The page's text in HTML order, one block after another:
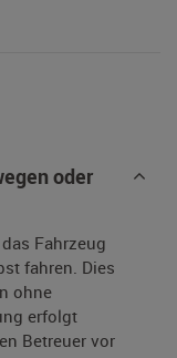
oder
Fahrzeug
fahren. Dies
ohne
erfolgt
Betreuer vor